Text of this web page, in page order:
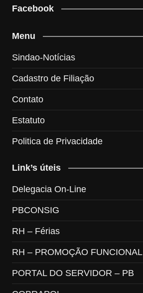
Facebook
Menu
Sindao-Notícias
Cadastro de Filiação
Contato
Estatuto
Politica de Privacidade
Link’s úteis
Delegacia On-Line
PBCONSIG
RH – Férias
RH – PROMOÇÃO FUNCIONAL
PORTAL DO SERVIDOR – PB